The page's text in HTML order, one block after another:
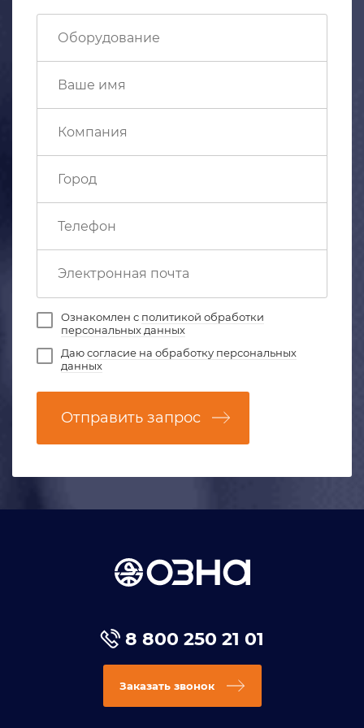
Ознакомлен с политикой обработки
персональных данных
Даюсогласие на обработку персональных
данных
Отправить запрос
8 800 250 21 01
Заказать звонок